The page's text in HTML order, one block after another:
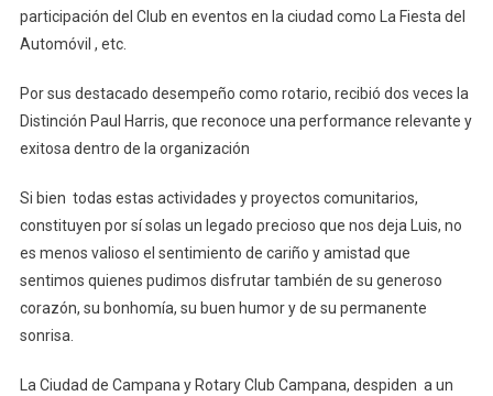
participación del Club en eventos en la ciudad como La Fiesta del
Automóvil , etc.
Por sus destacado desempeño como rotario, recibió dos veces la
Distinción Paul Harris, que reconoce una performance relevante y
exitosa dentro de la organización
Si bien todas estas actividades y proyectos comunitarios,
constituyen por sí solas un legado precioso que nos deja Luis, no
es menos valioso el sentimiento de cariño y amistad que
sentimos quienes pudimos disfrutar también de su generoso
corazón, su bonhomía, su buen humor y de su permanente
sonrisa.
La Ciudad de Campana y Rotary Club Campana, despiden a un